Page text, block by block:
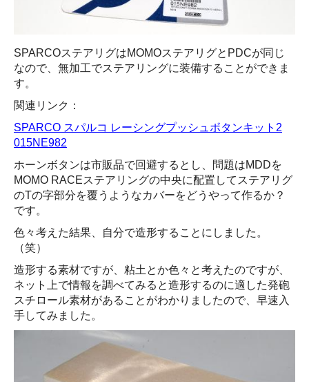
SPARCOステアリグはMOMOステアリグとPDCが同じ
なので、無加工でステアリングに装備することができま
す。
関連リンク：
SPARCO スパルコ レーシングプッシュボタンキット2
015NE982
ホーンボタンは市販品で回避するとし、問題はMDDを
MOMO RACEステアリングの中央に配置してステアリグ
のTの字部分を覆うようなカバーをどうやって作るか？
です。
色々考えた結果、自分で造形することにしました。
（笑）
造形する素材ですが、粘土とか色々と考えたのですが、
ネット上で情報を調べてみると造形するのに適した発砲
スチロール素材があることがわかりましたので、早速入
手してみました。